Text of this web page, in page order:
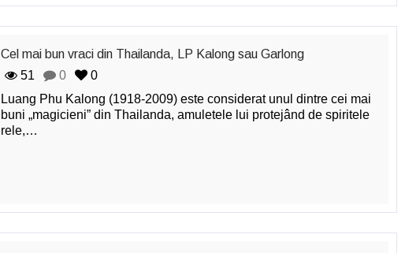
Cel mai bun vraci din Thailanda, LP Kalong sau Garlong
51
0
0
Luang Phu Kalong (1918-2009) este considerat unul dintre cei mai
buni „magicieni” din Thailanda, amuletele lui protejând de spiritele
rele,…